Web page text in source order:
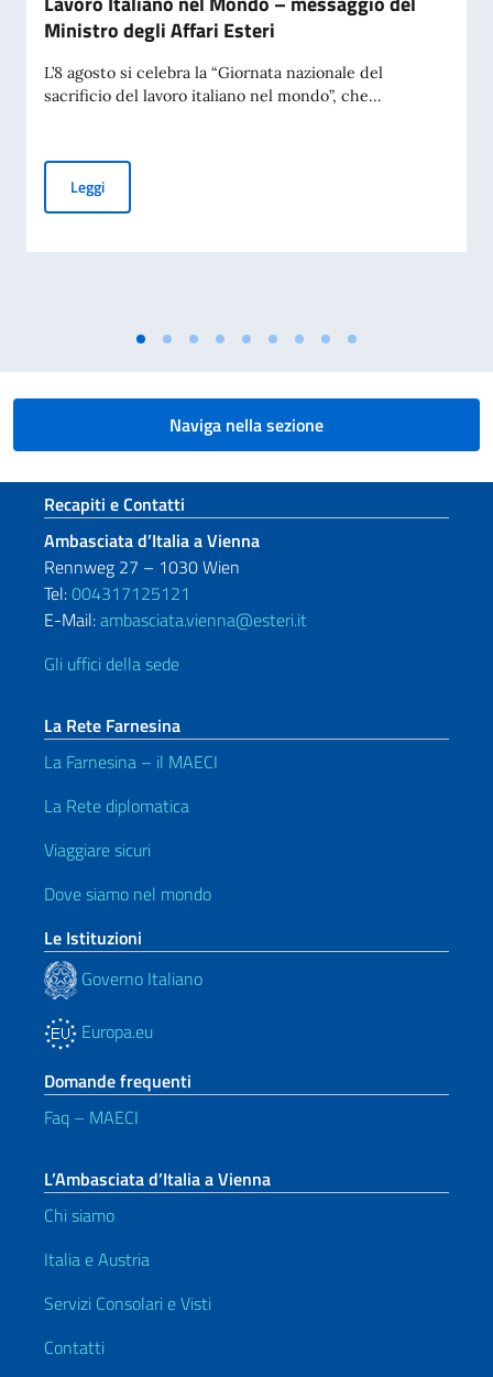
Ministro degli Affari Esteri
L’8 agosto si celebra la “Giornata nazionale del
sacrificio del lavoro italiano nel mondo”, che...
Leggi25ª Giornata Nazionale del Sacrificio del Lavoro Italiano
Naviga nella sezione
Sezione footer
Recapiti e Contatti
Ambasciata d’Italia a Vienna
Rennweg 27 – 1030 Wien
Tel:004317125121
E-Mail:ambasciata.vienna@esteri.it
Gli uffici della sede
La Rete Farnesina
La Farnesina – il MAECI
La Rete diplomatica
Viaggiare sicuri
Dove siamo nel mondo
Le Istituzioni
Governo Italiano
Europa.eu
Domande frequenti
Faq – MAECI
L’Ambasciata d’Italia a Vienna
Chi siamo
Italia e Austria
Servizi Consolari e Visti
Contatti